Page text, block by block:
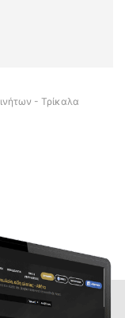
- Τρίκαλα